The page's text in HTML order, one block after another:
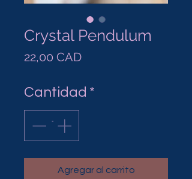
Crystal Pendulum
22,00 CADPrecio
Cantidad *
Agregar al carrito